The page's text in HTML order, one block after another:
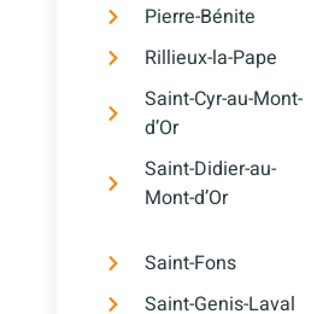
Pierre-Bénite
Rillieux-la-Pape
Saint-Cyr-au-Mont-
d’Or
Saint-Didier-au-
Mont-d’Or
Saint-Fons
Saint-Genis-Laval